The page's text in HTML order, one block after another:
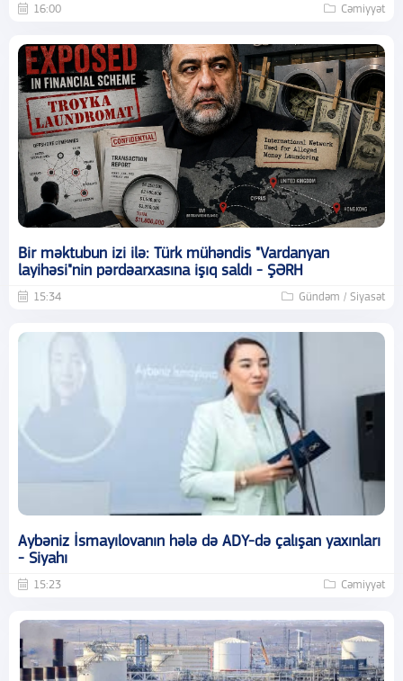
16:00 Cəmiyyət
Bir məktubun izi ilə: Türk mühəndis "Vardanyan
layihəsi"nin pərdəarxasına işıq saldı - ŞƏRH
15:34 Gündəm / Siyasət
Aybəniz İsmayılovanın hələ də ADY-də çalışan yaxınları
- Siyahı
15:23 Cəmiyyət